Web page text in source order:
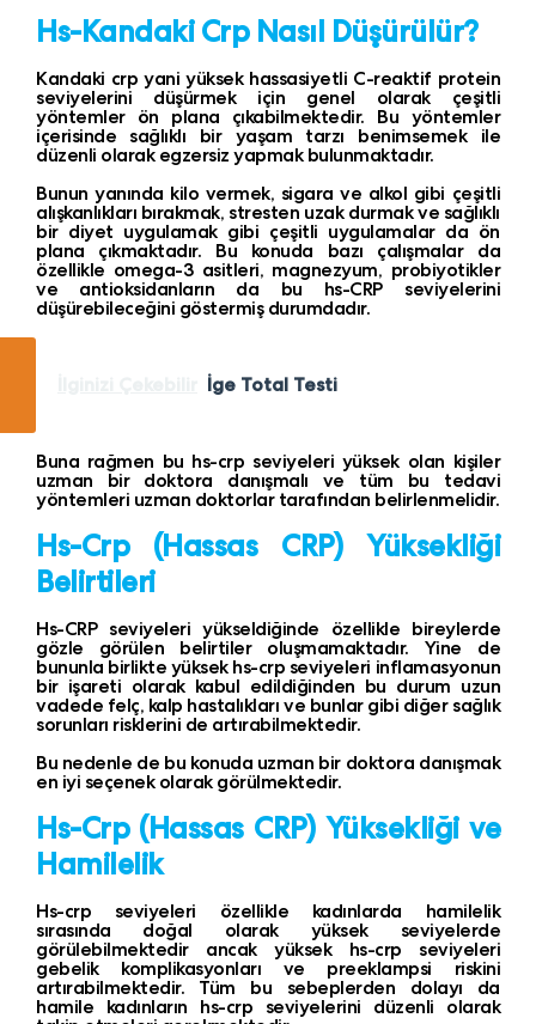
Hs-Kandaki Crp Nasıl Düşürülür?
Kandaki crp yani yüksek hassasiyetli C-reaktif protein
seviyelerini düşürmek için genel olarak çeşitli
yöntemler ön plana çıkabilmektedir. Bu yöntemler
içerisinde sağlıklı bir yaşam tarzı benimsemek ile
düzenli olarak egzersiz yapmak bulunmaktadır.
Bunun yanında kilo vermek, sigara ve alkol gibi çeşitli
alışkanlıkları bırakmak, stresten uzak durmak ve sağlıklı
bir diyet uygulamak gibi çeşitli uygulamalar da ön
plana çıkmaktadır. Bu konuda bazı çalışmalar da
özellikle omega-3 asitleri, magnezyum, probiyotikler
ve antioksidanların da bu hs-CRP seviyelerini
düşürebileceğini göstermiş durumdadır.
İge Total Testi
Buna rağmen bu hs-crp seviyeleri yüksek olan kişiler
uzman bir doktora danışmalı ve tüm bu tedavi
yöntemleri uzman doktorlar tarafından belirlenmelidir.
Hs-Crp (Hassas CRP)Yüksekliği
Belirtileri
Hs-CRP seviyeleri yükseldiğinde özellikle bireylerde
gözle görülen belirtiler oluşmamaktadır. Yine de
bununla birlikte yüksek hs-crp seviyeleri inflamasyonun
bir işareti olarak kabul edildiğinden bu durum uzun
vadede felç, kalp hastalıkları ve bunlar gibi diğer sağlık
sorunları risklerini de artırabilmektedir.
Bu nedenle de bu konuda uzman bir doktora danışmak
en iyi seçenek olarak görülmektedir.
Hs-Crp (Hassas CRP) Yüksekliği ve
Hamilelik
Hs-crp seviyeleri özellikle kadınlarda hamilelik
sırasında doğal olarak yüksek seviyelerde
görülebilmektedir ancak yüksek hs-crp seviyeleri
gebelik komplikasyonları ve preeklampsi riskini
artırabilmektedir. Tüm bu sebeplerden dolayı da
hamile kadınların hs-crp seviyelerini düzenli olarak